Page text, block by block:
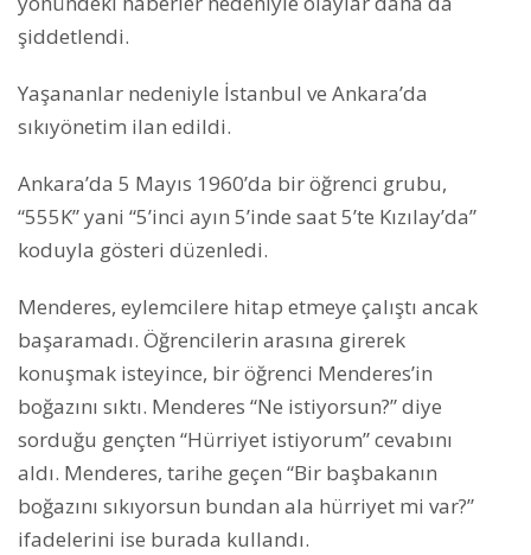
şiddetlendi.
Yaşananlar nedeniyle İstanbul ve Ankara’da
sıkıyönetim ilan edildi.
Ankara’da 5 Mayıs 1960’da bir öğrenci grubu,
“555K” yani “5’inci ayın 5’inde saat 5’te Kızılay’da”
koduyla gösteri düzenledi.
Menderes, eylemcilere hitap etmeye çalıştı ancak
başaramadı. Öğrencilerin arasına girerek
konuşmak isteyince, bir öğrenci Menderes’in
boğazını sıktı. Menderes “Ne istiyorsun?” diye
sorduğu gençten “Hürriyet istiyorum” cevabını
aldı. Menderes, tarihe geçen “Bir başbakanın
boğazını sıkıyorsun bundan ala hürriyet mi var?”
ifadelerini ise burada kullandı.